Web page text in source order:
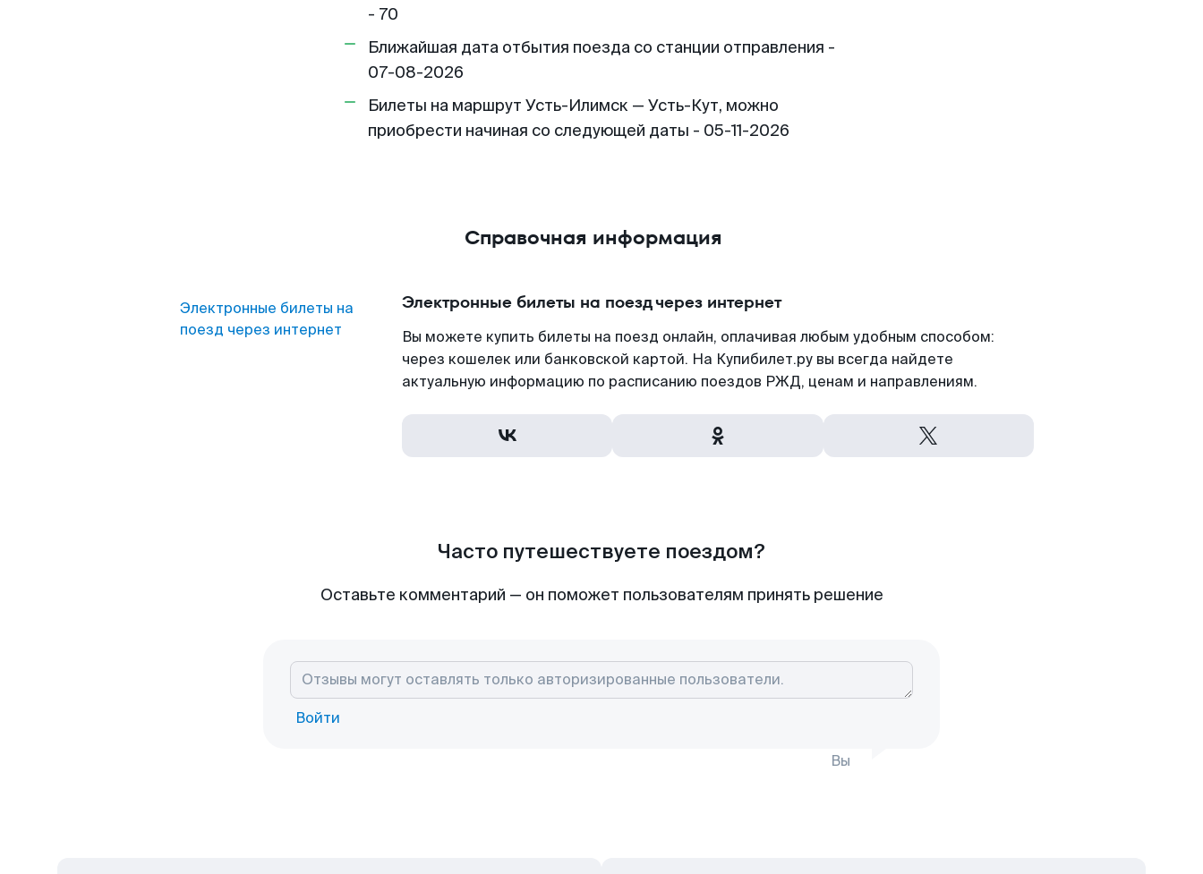
- 70
Ближайшая дата отбытия поезда со станции отправления -
07-08-2026
Билеты на маршрут Усть-Илимск — Усть-Кут, можно
приобрести начиная со следующей даты - 05-11-2026
Справочная информация
Электронные билеты на
поезд через интернет
Электронные билеты на поезд через интернет
Вы можете купить билеты на поезд онлайн, оплачивая любым удобным способом:
через кошелек или банковской картой. На Купибилет.ру вы всегда найдете
актуальную информацию по расписанию поездов РЖД, ценам и направлениям.
Часто путешествуете поездом?
Оставьте комментарий — он поможет пользователям принять решение
Войти
Вы